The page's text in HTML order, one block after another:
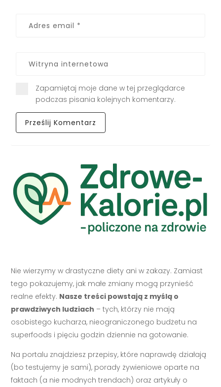
Zapamiętaj moje dane w tej przeglądarce
podczas pisania kolejnych komentarzy.
Nie wierzymy w drastyczne diety ani w zakazy. Zamiast
tego pokazujemy, jak małe zmiany mogą przynieść
realne efekty. Nasze treści powstają z myślą o
prawdziwych ludziach – tych, którzy nie mają
osobistego kucharza, nieograniczonego budżetu na
superfoods i pięciu godzin dziennie na gotowanie.
Na portalu znajdziesz przepisy, które naprawdę działają
(bo testujemy je sami), porady żywieniowe oparte na
faktach (a nie modnych trendach) oraz artykuły o